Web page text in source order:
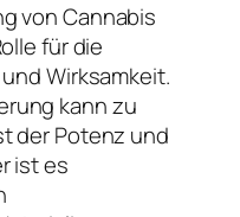
von Cannabis
für die
Wirksamkeit.
kann zu
der Potenz und
ist es